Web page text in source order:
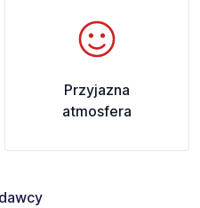
Przyjazna
atmosfera